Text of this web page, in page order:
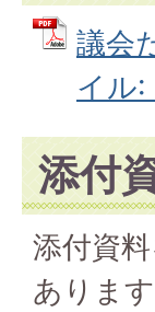
議会
イル:
添付
添付資
ありま